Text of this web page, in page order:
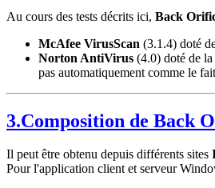
Au cours des tests décrits ici, Back
McAfee VirusScan (3.1.4) doté
Norton AntiVirus (4.0) doté de
pas automatiquement comme le
3.Composition de Back
Il peut être obtenu depuis différents sites
Pour l'application client et serveur